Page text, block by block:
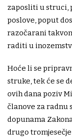
zaposliti u struci,
poslove, poput
razočarani
raditi u
Hoće li se
struke, tek će se
ovih dana poziv
članove za radnu
dopunama
drugo